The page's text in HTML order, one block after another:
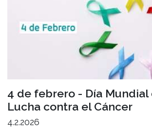
4 de febrero - Día Mundial
Lucha contra el Cáncer
4.2.2026